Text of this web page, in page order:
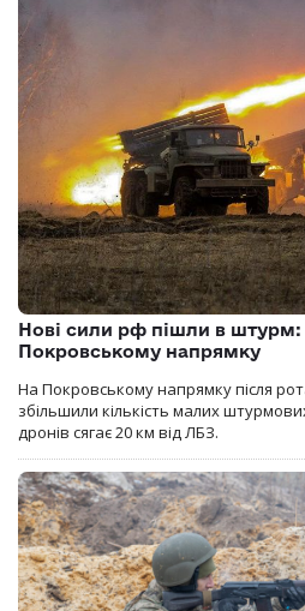
Нові сили рф пішли в штурм:
Покровському напрямку
На Покровському напрямку після
збільшили кількість малих
дронів сягає 20 км від ЛБЗ.